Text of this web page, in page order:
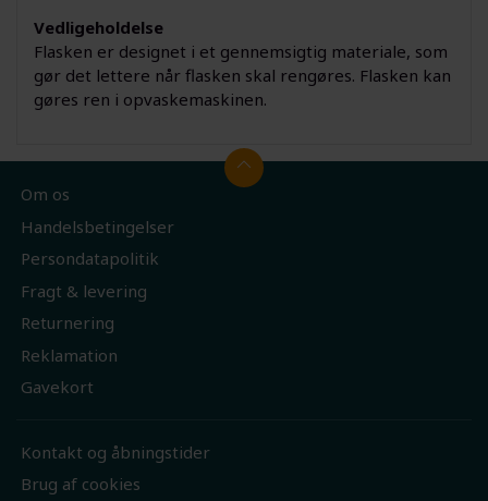
Vedligeholdelse
Flasken er designet i et gennemsigtig materiale, som
gør det lettere når flasken skal rengøres. Flasken kan
gøres ren i opvaskemaskinen.
Om os
Handelsbetingelser
Persondatapolitik
Fragt & levering
Returnering
Reklamation
Gavekort
Kontakt og åbningstider
Brug af cookies